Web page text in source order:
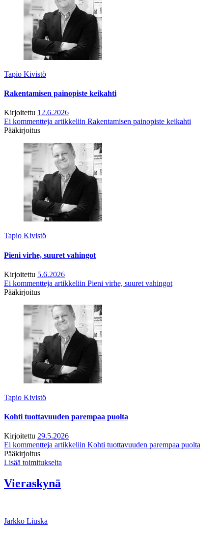
Tapio Kivistö
Rakentamisen painopiste keikahti
Kirjoitettu 12.6.2026
Ei kommentteja artikkeliin Rakentamisen painopiste keikahti
Pääkirjoitus
Tapio Kivistö
Pieni virhe, suuret vahingot
Kirjoitettu 5.6.2026
Ei kommentteja artikkeliin Pieni virhe, suuret vahingot
Pääkirjoitus
Tapio Kivistö
Kohti tuottavuuden parempaa puolta
Kirjoitettu 29.5.2026
Ei kommentteja artikkeliin Kohti tuottavuuden parempaa puolta
Pääkirjoitus
Lisää toimitukselta
Vieraskynä
Jarkko Liuska